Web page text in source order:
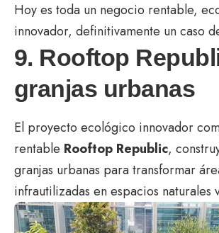
Hoy es toda un negocio rentable,
innovador, definitivamente un caso
9. Rooftop
granjas urbanas
El proyecto ecológico innovador
rentable Rooftop Republic,
granjas urbanas para transformar
infrautilizadas en espacios naturales